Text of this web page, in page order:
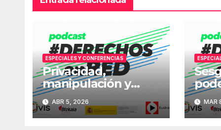
ESPECIALES Y CONFERENCIAS
Privacidad,
manipulación y
adicción digital:
Última jornada
#DerechosEnRed
ABR 5, 2026
IA:MAR